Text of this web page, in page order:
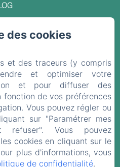
légales
les cookies
ES DE
des cookies
et des traceurs (y compris
et optimiser votre
et pour diffuser des
fonction de vos préférences
Vous pouvez régler ou
sur "Paramétrer mes
refuser". Vous pouvez
cookies en cliquant sur le
plus d'informations, vous
de confidentialité.